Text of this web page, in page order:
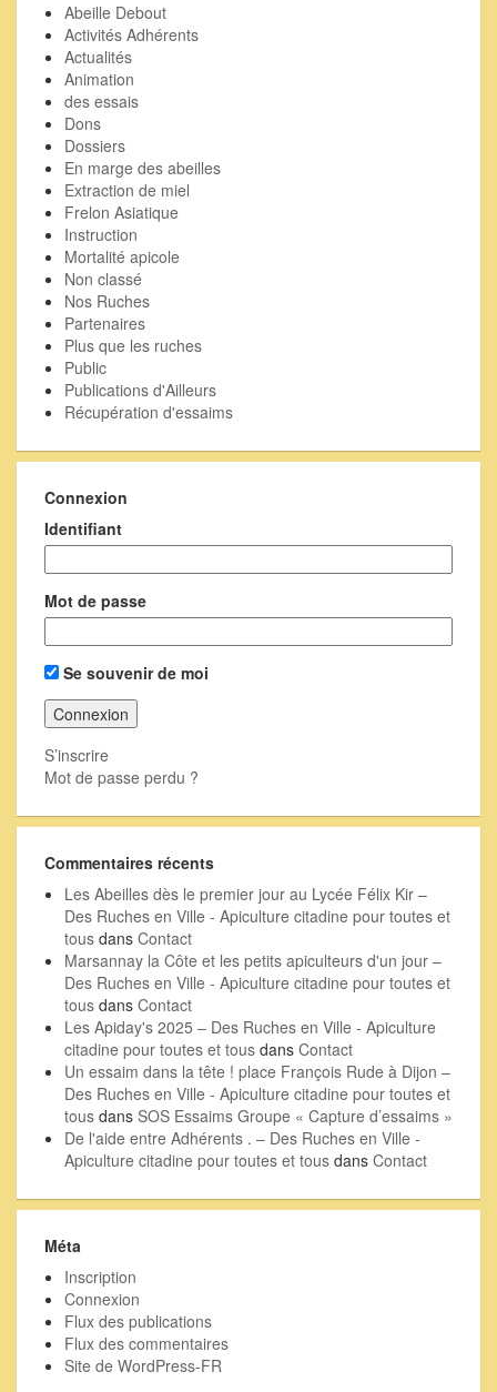
Abeille Debout
Activités Adhérents
Actualités
Animation
des essais
Dons
Dossiers
En marge des abeilles
Extraction de miel
Frelon Asiatique
Instruction
Mortalité apicole
Non classé
Nos Ruches
Partenaires
Plus que les ruches
Public
Publications d'Ailleurs
Récupération d'essaims
Connexion
Identifiant
Mot de passe
Se souvenir de moi
S’inscrire
Mot de passe perdu ?
Commentaires récents
Les Abeilles dès le premier jour au Lycée Félix Kir –
Des Ruches en Ville - Apiculture citadine pour toutes et
tous dans Contact
Marsannay la Côte et les petits apiculteurs d'un jour –
Des Ruches en Ville - Apiculture citadine pour toutes et
tous dans Contact
Les Apiday's 2025 – Des Ruches en Ville - Apiculture
citadine pour toutes et tous dans Contact
Un essaim dans la tête ! place François Rude à Dijon –
Des Ruches en Ville - Apiculture citadine pour toutes et
tous dans SOS Essaims Groupe « Capture d’essaims »
De l'aide entre Adhérents . – Des Ruches en Ville -
Apiculture citadine pour toutes et tous dans Contact
Méta
Inscription
Connexion
Flux des publications
Flux des commentaires
Site de WordPress-FR